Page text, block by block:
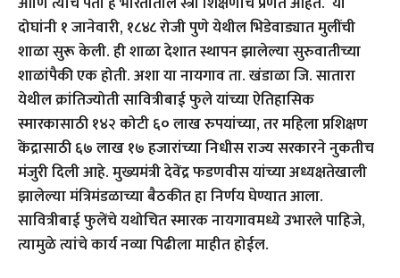
दोघांनी १ जानेवारी, १८४८ रोजी पुणे येथील भिडेवाड्यात मुलींची
शाळा सुरू केली. ही शाळा देशात स्थापन झालेल्या सुरुवातीच्या
शाळांपैकी एक होती. अशा या नायगाव ता. खंडाळा जि. सातारा
येथील क्रांतिज्योती सावित्रीबाई फुले यांच्या ऐतिहासिक
स्मारकासाठी १४२ कोटी ६० लाख रुपयांच्या, तर महिला प्रशिक्षण
केंद्रासाठी ६७ लाख १७ हजारांच्या निधीस राज्य सरकारने नुकतीच
मंजुरी दिली आहे. मुख्यमंत्री देवेंद्र फडणवीस यांच्या अध्यक्षतेखाली
झालेल्या मंत्रिमंडळाच्या बैठकीत हा निर्णय घेण्यात आला.
सावित्रीबाई फुलेंचे यथोचित स्मारक नायगावमध्ये उभारले पाहिजे,
त्यामुळे त्यांचे कार्य नव्या पिढीला माहीत होईल.